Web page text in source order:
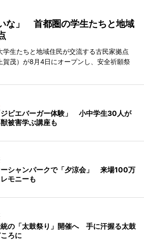
な」 首都圏の学生たちと地域
生たちと地域住民が交流する古民家拠点
賀茂）が8月4日にオープンし、安全祈願祭
ビエバーガー体験」 小中学生30人が
被害学ぶ講座も
シャンパークで「夕涼会」 来場100万
モニーも
の「太鼓祭り」開催へ 手に汗握る太鼓
ろに